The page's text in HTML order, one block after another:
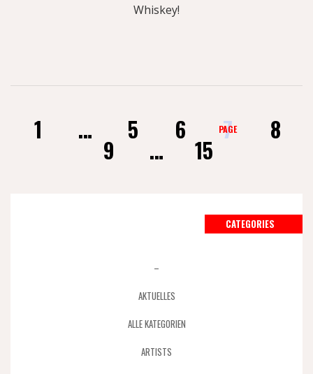
Whiskey!
1 … 5 6 PAGE
7 8
9 … 15
CATEGORIES
–
AKTUELLES
ALLE KATEGORIEN
ARTISTS